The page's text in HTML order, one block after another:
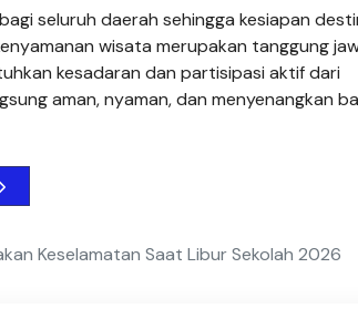
seluruh daerah sehingga kesiapan
wisata merupakan tanggung
kesadaran dan partisipasi aktif dari
aman, nyaman, dan menyenangkan
Keselamatan Saat Libur Sekolah 2026